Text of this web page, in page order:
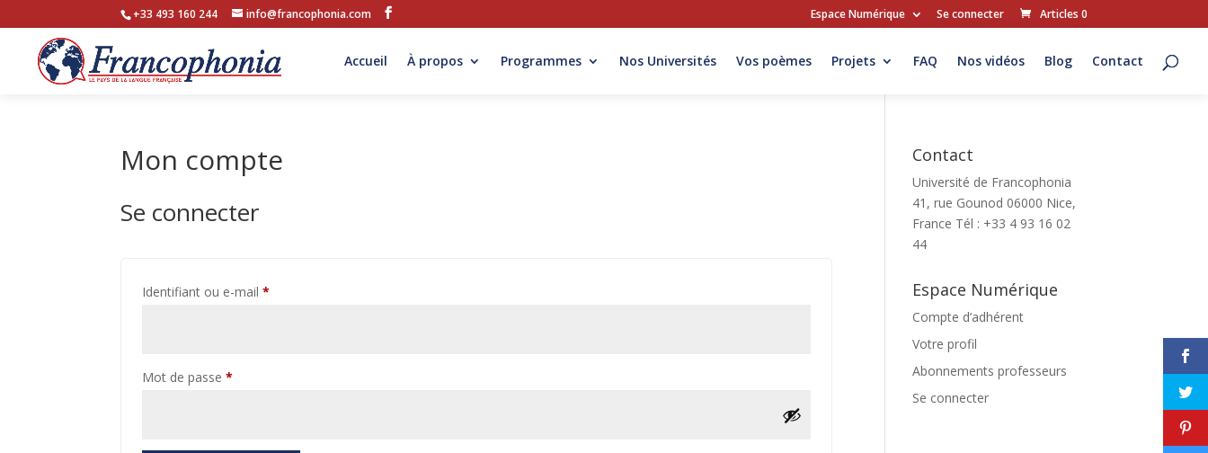
+33 493 160 244 info@francophonia.com Espace Numérique Se connecter Articles 0
Accueil À propos Programmes Nos Universités Vos poèmes Projets FAQ Nos vidéos Blog Contact
Mon compte
Se connecter
Identifiant ou e-mail*
Mot de passe*
Contact
Université de Francophonia
41, rue Gounod 06000 Nice,
France Tél : +33 4 93 16 02
44
Espace Numérique
Compte d’adhérent
Votre profil
Abonnements professeurs
Se connecter